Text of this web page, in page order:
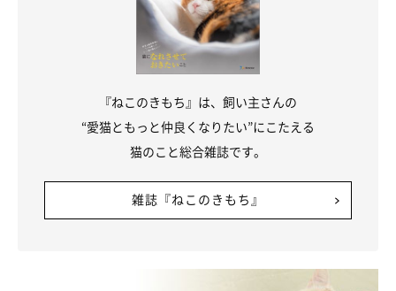
『ねこのきもち』は、飼い主さんの
“愛猫ともっと仲良くなりたい”にこたえる
猫のこと総合雑誌です。
雑誌『ねこのきもち』